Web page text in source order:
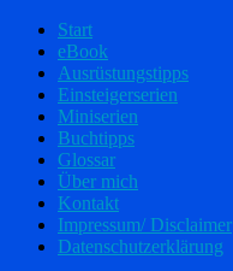
Start
eBook
Ausrüstungstipps
Einsteigerserien
Miniserien
Buchtipps
Glossar
Über mich
Kontakt
Impressum/ Disclaimer
Datenschutzerklärung